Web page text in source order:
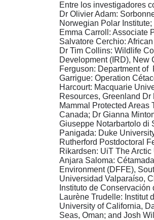
Entre los investigadores
Dr Olivier Adam:
Norwegian Polar
Emma Carroll: Associate
Salvatore Cerchio:
Dr Tim Collins: Wildlife
Development (IRD), New
Ferguson: Department of
Garrigue: Operation
Harcourt: Macquarie
Resources, Greenland
Mammal Protected
Canada; Dr Gianna
Giuseppe Notarbartolo di
Panigada: Duke
Rutherford Postdoctoral
Rikardsen: UiT The
Anjara Saloma:
Environment (DFFE),
Universidad Valparaíso,
Instituto de
Laurène Trudelle: Institut
University of California,
Seas, Oman; and Josh